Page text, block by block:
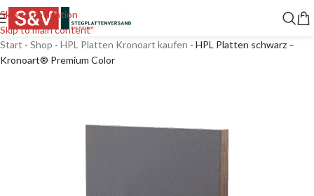
Skip to navigation
Skip to main content
Start - Shop - HPL Platten Kronoart kaufen - HPL Platten schwarz –
Kronoart® Premium Color